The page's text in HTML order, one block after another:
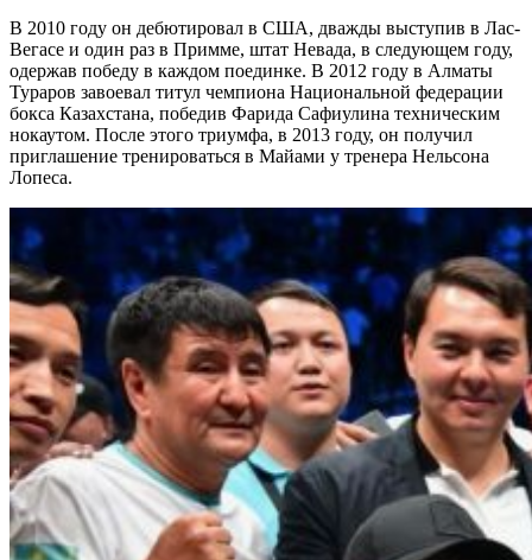
В 2010 году он дебютировал в США, дважды выступив в Лас-
Вегасе и один раз в Примме, штат Невада, в следующем году,
одержав победу в каждом поединке. В 2012 году в Алматы
Тураров завоевал титул чемпиона Национальной федерации
бокса Казахстана, победив Фарида Сафиулина техническим
нокаутом. После этого триумфа, в 2013 году, он получил
приглашение тренироваться в Майами у тренера Нельсона
Лопеса.